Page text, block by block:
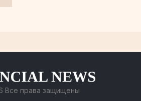
Все права защищены